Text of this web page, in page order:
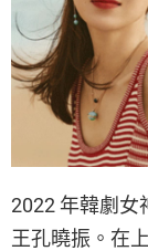
2022 年韓劇女
王孔曉振。在